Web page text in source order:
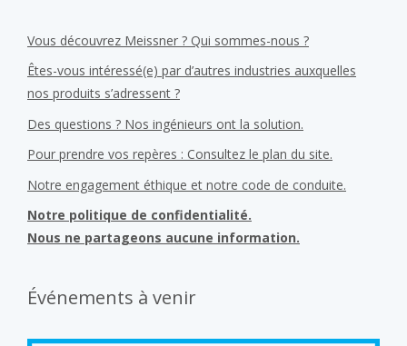
Vous découvrez Meissner ? Qui sommes-nous ?
Êtes-vous intéressé(e) par d’autres industries auxquelles
nos produits s’adressent ?
Des questions ? Nos ingénieurs ont la solution.
Pour prendre vos repères : Consultez le plan du site.
Notre engagement éthique et notre code de conduite.
Notre politique de confidentialité.
Nous ne partageons aucune information.
Événements à venir